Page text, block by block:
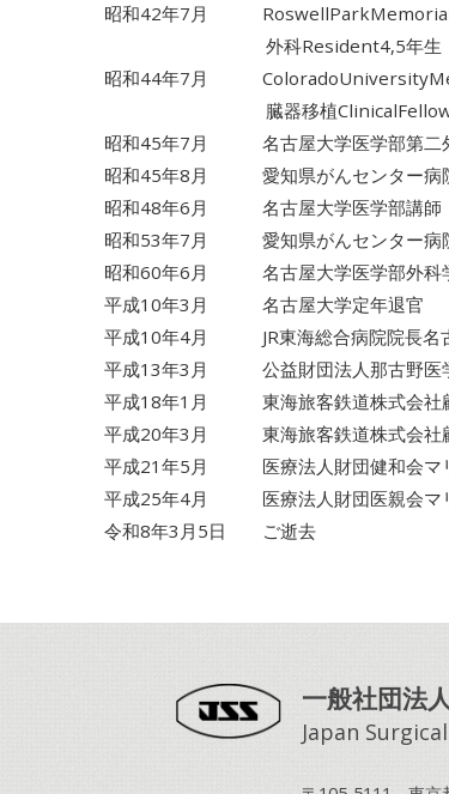
昭和42年7月
外科Resident4,5年生
昭和44年7月
臓器移植
昭和45年7月 名古屋大学医学部第二
昭和45年8月 愛知県がんセンター病
昭和48年6月 名古屋大学医学部講師（
昭和53年7月 愛知県がんセンター病
昭和60年6月 名古屋大学医学部外科
平成10年3月 名古屋大学定年退官
平成10年4月 JR東海総合病院院長名
平成13年3月 公益財団法人那古野医
平成18年1月 東海旅客鉄道株式会社顧
平成20年3月 東海旅客鉄道株式会社
平成21年5月 医療法人財団健和会マ
平成25年4月 医療法人財団医親会マ
令和8年3月5日 ご逝去
一般社団法
Japan